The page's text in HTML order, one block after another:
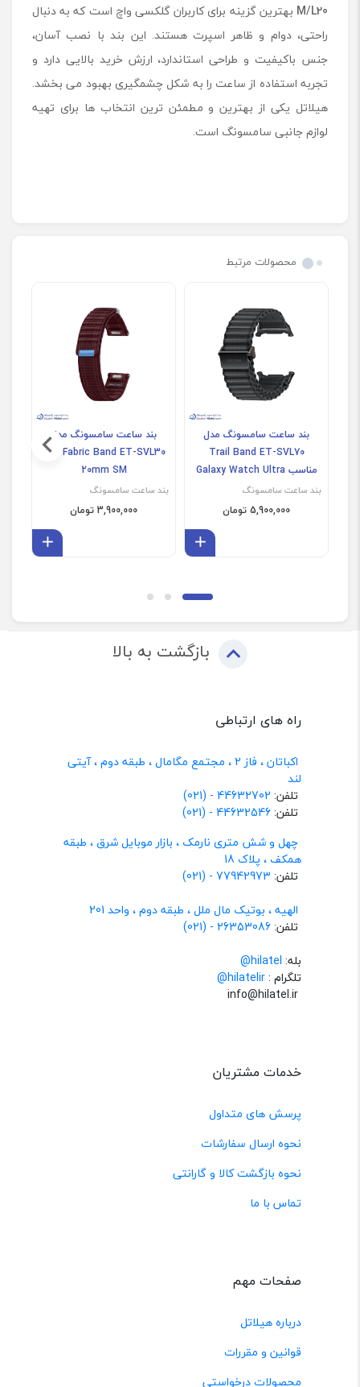
M/L20
بهترین گزینه برای کاربران گلکسی واچ است که به دنبال
راحتی، دوام و ظاهر اسپرت هستند. این بند با نصب آسان،
جنس باکیفیت و طراحی استاندارد، ارزش خرید بالایی دارد و
تجربه استفاده از ساعت را به شکل چشمگیری بهبود می بخشد.
هیلاتل یکی از بهترین و مطمئن ترین انتخاب ها برای تهیه
لوازم جانبی سامسونگ است.
محصولات مرتبط
بند ساعت سامسونگ مدل
Trail Band ET-SVL70
مناسب Galaxy Watch Ultra
(غیراصل)
بند ساعت سامسونگ
5,900,000 تومان
بند ساعت سامسونگ مدل
Fabric Band ET-SVL30 سایز
20mm SM
بند ساعت سامسونگ
3,900,000 تومان
بازگشت به بالا
راه های ارتباطی
اکباتان ، فاز 2 ، مجتمع مگامال ، طبقه دوم ، آیتی
لند
تلفن: 44632702 - (021)
تلفن:44632546 - (021)
چهل و شش متری نارمک ، بازار موبایل شرق ، طبقه
همکف ، پلاک 18
تلفن: 77942973 - (021)
الهیه ، بوتیک مال ملل ، طبقه دوم ، واحد 201
تلفن:26353086 - (021)
بله: hilatel@
تلگرام :@hilatelir
خدمات مشتریان
پرسش های متداول
نحوه ارسال سفارشات
نحوه بازگشت کالا و گارانتی
تماس با ما
صفحات مهم
درباره هیلاتل
قوانین و مقررات
محصولات درخواستی